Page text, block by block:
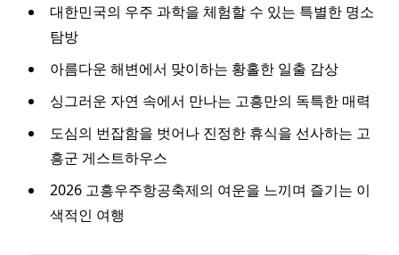
대한민국의 우주 과학을 체험할 수 있는 특별한 명소
탐방
아름다운 해변에서 맞이하는 황홀한 일출 감상
싱그러운 자연 속에서 만나는 고흥만의 독특한 매력
도심의 번잡함을 벗어나 진정한 휴식을 선사하는 고
흥군 게스트하우스
2026 고흥우주항공축제의 여운을 느끼며 즐기는 이
색적인 여행